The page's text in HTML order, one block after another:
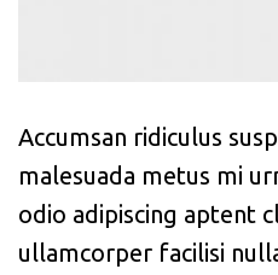
Accumsan ridiculus
malesuada metus mi
odio adipiscing aptent
ullamcorper facilisi